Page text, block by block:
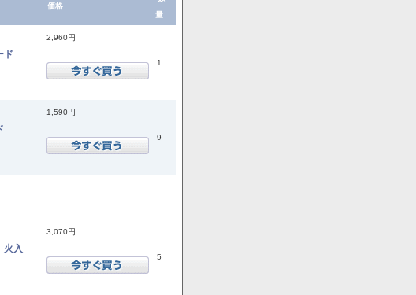
価格
量.
ド
2,960円
1
1,590円
9
入
3,070円
5